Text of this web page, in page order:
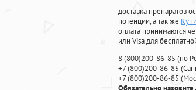
доставка препаратов
потенции, а так же
оплата принимаются
или Visa для
8(800)200-86-85 (по
+7(800)200-86-85 (
+7(800)200-86-85 (